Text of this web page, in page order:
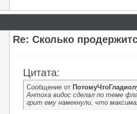
Re: Сколько
Цитата:
Сообщение от
Антоха видос сделал по теме
грит ему намекнули, что